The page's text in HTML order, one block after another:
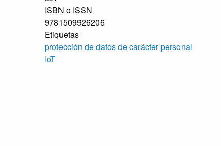
ISBN o ISSN
9781509926206
Etiquetas
protección de datos de carácter personal
IoT